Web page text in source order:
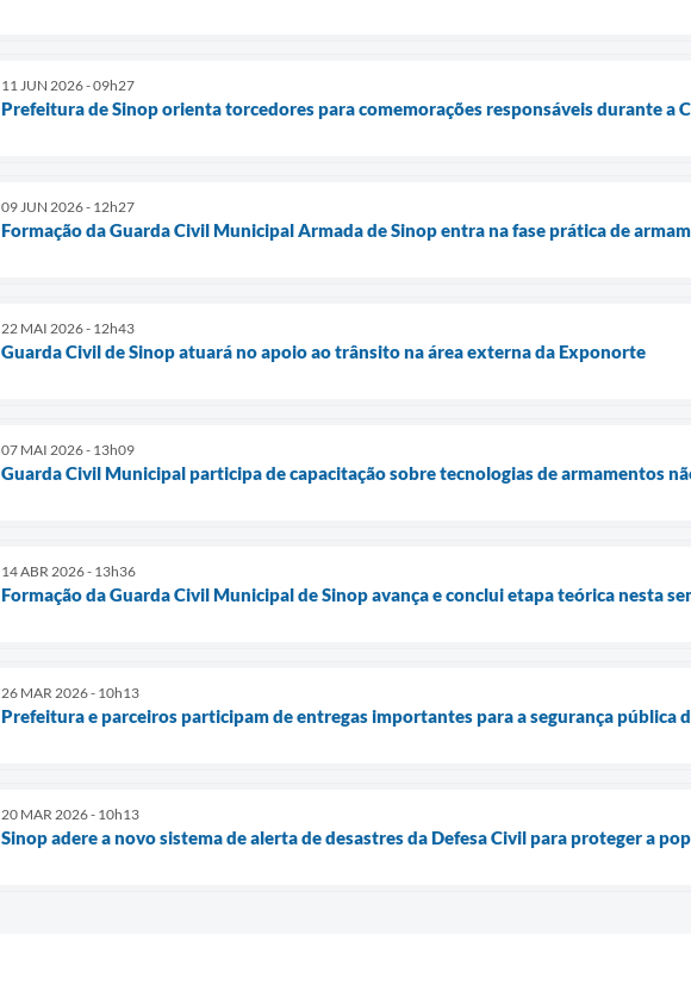
11 JUN 2026 - 09h27
Prefeitura de Sinop orienta torcedores para comemorações responsáveis durante a
09 JUN 2026 - 12h27
Formação da Guarda Civil Municipal Armada de Sinop entra na fase prática de
22 MAI 2026 - 12h43
Guarda Civil de Sinop atuará no apoio ao trânsito na área externa da Exponorte
07 MAI 2026 - 13h09
Guarda Civil Municipal participa de capacitação sobre tecnologias de armamentos
14 ABR 2026 - 13h36
Formação da Guarda Civil Municipal de Sinop avança e conclui etapa teórica nesta
26 MAR 2026 - 10h13
Prefeitura e parceiros participam de entregas importantes para a segurança pública
20 MAR 2026 - 10h13
Sinop adere a novo sistema de alerta de desastres da Defesa Civil para proteger a